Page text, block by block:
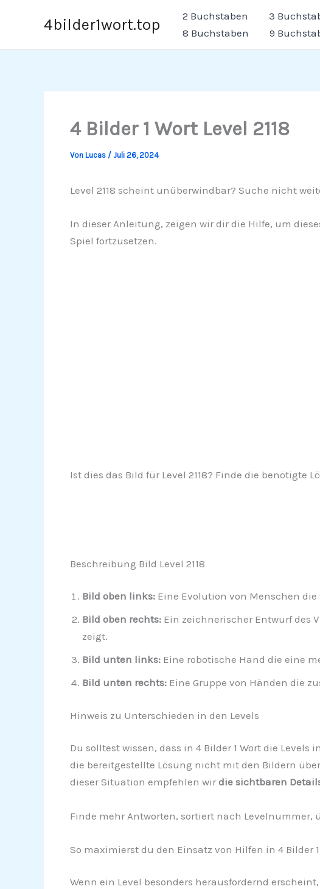
4bilder1wort.top 2 Buchstaben 3
8 Buchstaben
9
4 Bilder 1 Wort Level 2118
Von Lucas / Juli 26, 2024
Level 2118 scheint unüberwindbar? Suche nicht
In dieser Anleitung, zeigen wir dir die Hilfe, um
Spiel fortzusetzen.
Ist dies das Bild für Level 2118? Finde die benötigte
Beschreibung Bild Level 2118
Bild oben links:Eine Evolution von Menschen
Bild oben rechts:Ein zeichnerischer Entwurf des
zeigt.
Bild unten links:Eine robotische Hand die eine
Bild unten rechts:Eine Gruppe von Händen die
Hinweis zu Unterschieden in den Levels
Du solltest wissen, dass in 4 Bilder 1 Wort die
die bereitgestellte Lösung nicht mit den Bildern
dieser Situation empfehlen wir die sichtbaren
Finde mehr Antworten, sortiert nach Levelnummer,
So maximierst du den Einsatz von Hilfen in 4 Bilder
Wenn ein Level besonders herausfordernd